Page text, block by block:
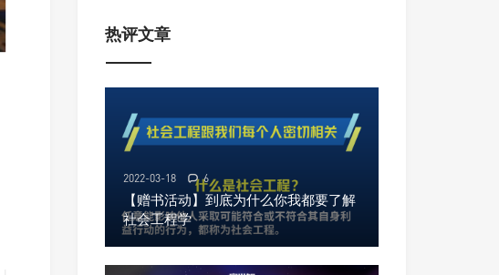
热评文章
2022-03-18 6
【赠书活动】到底为什么你我都要了解
社会工程学